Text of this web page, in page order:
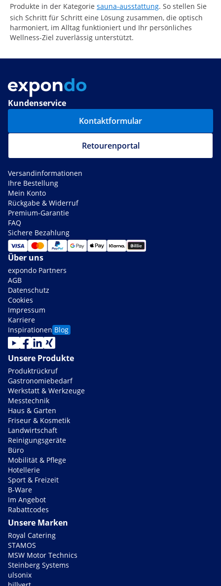
Produkte in der Kategorie sauna-ausstattung. So stellen Sie
sich Schritt für Schritt eine Lösung zusammen, die optisch
harmoniert, im Alltag funktioniert und Ihr persönliches
Wellness-Ziel zuverlässig unterstützt.
Kundenservice
Kontaktformular
Retourenportal
Versandinformationen
Ihre Bestellung
Mein Konto
Rückgabe & Widerruf
Premium-Garantie
FAQ
Sichere Bezahlung
Über uns
expondo Partners
AGB
Datenschutz
Cookies
Impressum
Karriere
Inspirationen Blog
Unsere Produkte
Produktrückruf
Gastronomiebedarf
Werkstatt & Werkzeuge
Messtechnik
Haus & Garten
Friseur & Kosmetik
Landwirtschaft
Reinigungsgeräte
Büro
Mobilität & Pflege
Hotellerie
Sport & Freizeit
B-Ware
Im Angebot
Rabattcodes
Unsere Marken
Royal Catering
STAMOS
MSW Motor Technics
Steinberg Systems
ulsonix